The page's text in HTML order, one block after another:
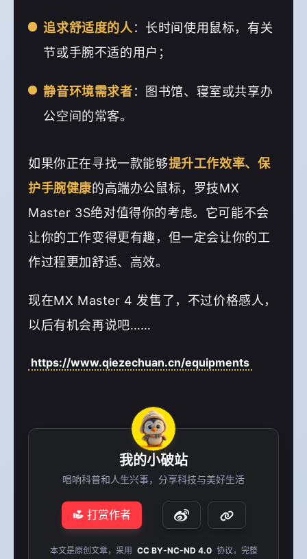
追求舒适度的人：长时间使用鼠标，有关
节或手腕不适的用户；
静音环境需求者：图书馆、寝室或共享办
公空间的常客。
如果你正在寻找一款能够提升工作效率、保
护手腕健康的高端办公鼠标，罗技MX
Master 3S绝对值得你的考虑。它可能不会
让你的工作变得更有趣，但一定会让你的工
作过程更加舒适、高效。
现在MX Master 4 发售了，不过价格感人，
以后有机会再说吧……
https://www.qiezechuan.cn/equipments
我的小破站
唱响科普和人生兴事，分享科技与美好生活
打赏作者
本文是原创文章，采用 CC BY-NC-ND 4.0 协议，完整